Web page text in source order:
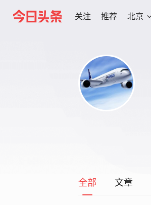
关注 推荐 北京
全部 文章